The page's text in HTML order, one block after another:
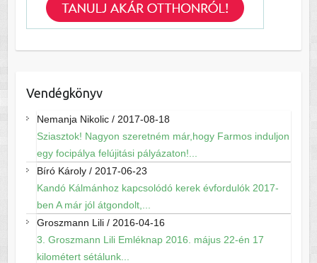
Vendégkönyv
Nemanja Nikolic/ 2017-08-18
Sziasztok! Nagyon szeretném már,hogy Farmos induljon
egy focipálya felújitási pályázaton!...
Bíró Károly/ 2017-06-23
Kandó Kálmánhoz kapcsolódó kerek évfordulók 2017-
ben A már jól átgondolt,...
Groszmann Lili/ 2016-04-16
3. Groszmann Lili Emléknap 2016. május 22-én 17
kilométert sétálunk...